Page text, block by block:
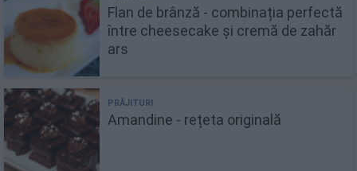
Flan de brânză - combinația perfectă
între cheesecake și cremă de zahăr
ars
Amandine - rețeta originală